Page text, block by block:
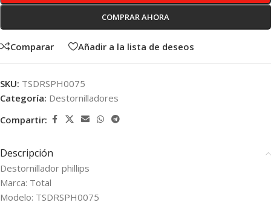
COMPRAR AHORA
Comparar Añadir a la lista de deseos
SKU: TSDRSPH0075
Categoría: Destornilladores
Compartir:
Descripción
Destornillador phillips
Marca: Total
Modelo: TSDRSPH0075